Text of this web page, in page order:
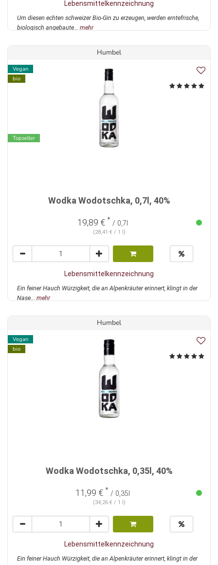
Lebensmittelkennzeichnung
Um diesen echten schweizer Bio-Gin zu erzeugen, werden erntefrische,
biologisch angebaute... mehr
Humbel
Vegan
bio
Topseller
Wodka Wodotschka, 0,7l, 40%
19,89 € * / 0,7l
(28,41 € / 1 l)
Lebensmittelkennzeichnung
Ein feiner Hauch Würzigkeit, die an Alpenkräuter erinnert, klingt in der
Nase... mehr
Humbel
Vegan
bio
Wodka Wodotschka, 0,35l, 40%
11,99 € * / 0,35l
(34,26 € / 1 l)
Lebensmittelkennzeichnung
Ein feiner Hauch Würzigkeit, die an Alpenkräuter erinnert, klingt in der